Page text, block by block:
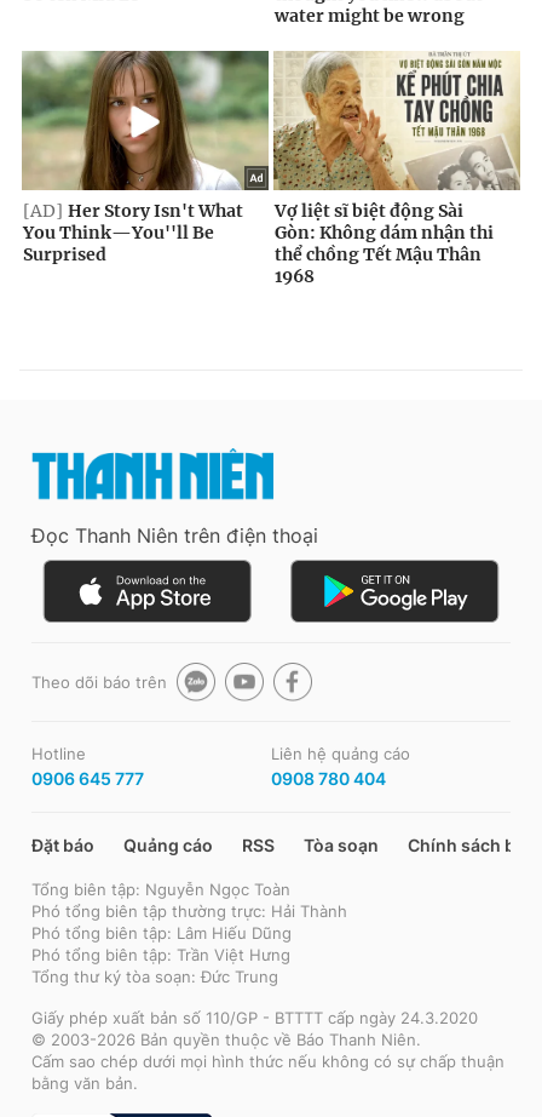
Đọc Thanh Niên trên điện thoại
Theo dõi báo trên
Hotline
0906 645 777
Liên hệ quảng cáo
0908 780 404
Đặt báo Quảng cáo RSS Tòa soạn Chính sách bảo
Tổng biên tập: Nguyễn Ngọc Toàn
Phó tổng biên tập thường trực: Hải Thành
Phó tổng biên tập: Lâm Hiếu Dũng
Phó tổng biên tập: Trần Việt Hưng
Tổng thư ký tòa soạn: Đức Trung
Giấy phép xuất bản số 110/GP - BTTTT cấp ngày 24.3.2020
© 2003-2026 Bản quyền thuộc về Báo Thanh Niên.
Cấm sao chép dưới mọi hình thức nếu không có sự chấp thuận
bằng văn bản.